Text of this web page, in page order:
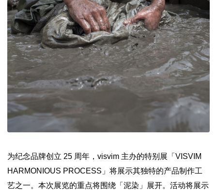
为纪念品牌创立 25 周年，visvim 主办的特别展「VISVIM
HARMONIOUS PROCESS」将展示其独特的产品制作工
艺之一。本次展览的重点将围绕「泥染」展开。活动将展示